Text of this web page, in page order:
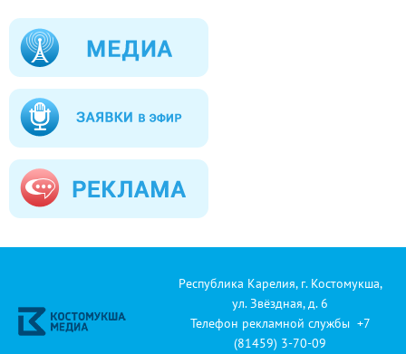
Республика Карелия, г. Костомукша,
ул. Звёздная, д. 6
Телефон рекламной службы +7
(81459) 3-70-09